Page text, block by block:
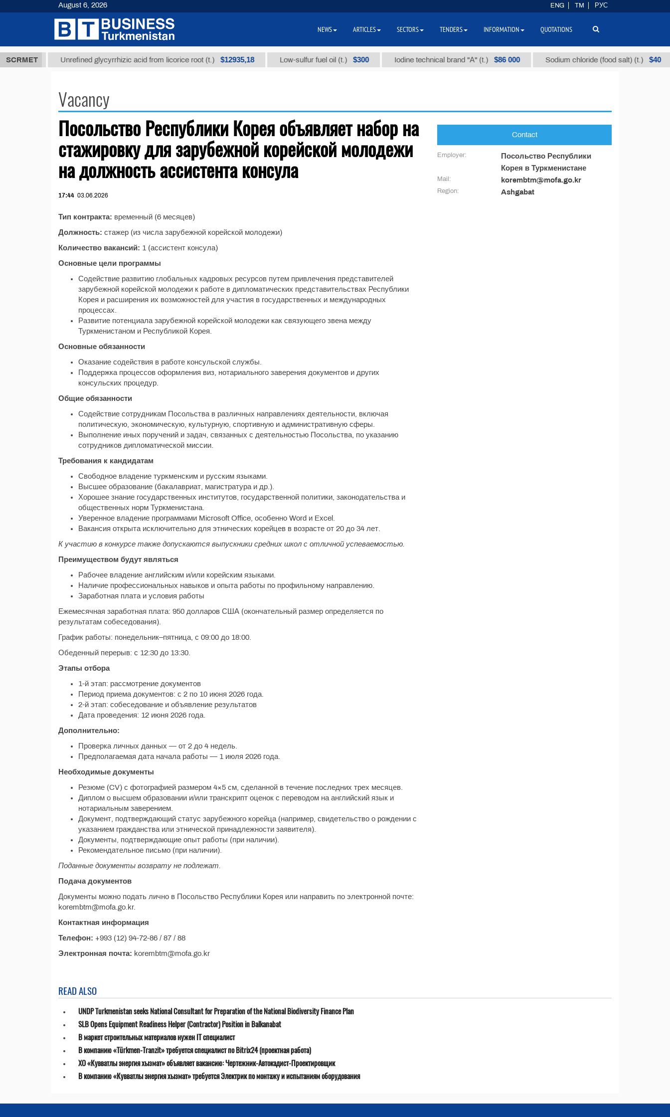
SCRMET
ТМТ Unrefined glycyrrhizic acid from licorice root (t.) $12935,18 Low-sulfur fuel oil (t.) $300 Iodine technical brand "А" (t.) $86 000 Sodium chloride (food salt) (t.) $40
Vacancy
Посольство Республики Корея объявляет набор на
стажировку для зарубежной корейской молодежи
на должность ассистента консула
17:44 03.06.2026
Тип контракта: временный (6 месяцев)
Должность: стажер (из числа зарубежной корейской молодежи)
Количество вакансий: 1 (ассистент консула)
Основные цели программы
Содействие развитию глобальных кадровых ресурсов путем привлечения представителей
зарубежной корейской молодежи к работе в дипломатических представительствах Республики
Корея и расширения их возможностей для участия в государственных и международных
процессах.
Развитие потенциала зарубежной корейской молодежи как связующего звена между
Туркменистаном и Республикой Корея.
Основные обязанности
Оказание содействия в работе консульской службы.
Поддержка процессов оформления виз, нотариального заверения документов и других
консульских процедур.
Общие обязанности
Содействие сотрудникам Посольства в различных направлениях деятельности, включая
политическую, экономическую, культурную, спортивную и административную сферы.
Выполнение иных поручений и задач, связанных с деятельностью Посольства, по указанию
сотрудников дипломатической миссии.
Требования к кандидатам
Свободное владение туркменским и русским языками.
Высшее образование (бакалавриат, магистратура и др.).
Хорошее знание государственных институтов, государственной политики, законодательства и
общественных норм Туркменистана.
Уверенное владение программами Microsoft Office, особенно Word и Excel.
Вакансия открыта исключительно для этнических корейцев в возрасте от 20 до 34 лет.
К участию в конкурсе также допускаются выпускники средних школ с отличной успеваемостью.
Преимуществом будут являться
Рабочее владение английским и/или корейским языками.
Наличие профессиональных навыков и опыта работы по профильному направлению.
Заработная плата и условия работы
Ежемесячная заработная плата: 950 долларов США (окончательный размер определяется по
результатам собеседования).
График работы: понедельник–пятница, с 09:00 до 18:00.
Обеденный перерыв: с 12:30 до 13:30.
Этапы отбора
1-й этап: рассмотрение документов
Период приема документов: с 2 по 10 июня 2026 года.
2-й этап: собеседование и объявление результатов
Дата проведения: 12 июня 2026 года.
Дополнительно:
Проверка личных данных — от 2 до 4 недель.
Предполагаемая дата начала работы — 1 июля 2026 года.
Необходимые документы
Резюме (CV) с фотографией размером 4×5 см, сделанной в течение последних трех месяцев.
Диплом о высшем образовании и/или транскрипт оценок с переводом на английский язык и
нотариальным заверением.
Документ, подтверждающий статус зарубежного корейца (например, свидетельство о рождении с
указанием гражданства или этнической принадлежности заявителя).
Документы, подтверждающие опыт работы (при наличии).
Рекомендательное письмо (при наличии).
Поданные документы возврату не подлежат.
Подача документов
Документы можно подать лично в Посольство Республики Корея или направить по электронной почте:
korembtm@mofa.go.kr.
Контактная информация
Телефон: +993 (12) 94-72-86 / 87 / 88
Электронная почта: korembtm@mofa.go.kr
Contact
Employer:
Посольство Республики
Корея в Туркменистане
Mail: korembtm@mofa.go.kr
Region: Ashgabat
READ ALSO
UNDP Turkmenistan seeks National Consultant for Preparation of the National Biodiversity Finance Plan
SLB Opens Equipment Readiness Helper (Contractor) Position in Balkanabat
В маркет строительных материалов нужен IT специалист
В компанию «Türkmen-Tranzit» требуется специалист по Bitrix24 (проектная работа)
ХО «Кувватлы энергия хызмат» объявляет вакансию: Чертежник-Автокадист-Проектировщик
В компанию «Кувватлы энергия хызмат» требуется Электрик по монтажу и испытаниям оборудования
August 6, 2026 ENG TM РУС
NEWS ARTICLES SECTORS TENDERS INFORMATION QUOTATIONS